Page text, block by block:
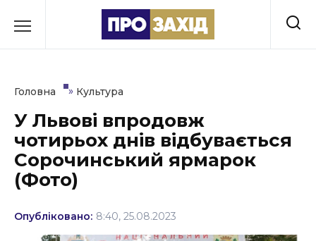
до
Культура
Освіта
Політика
Головна » Культура
У Львові впродовж
чотирьох днів відбувається
Сорочинський ярмарок
(Фото)
Опубліковано: 8:40, 25.08.2023